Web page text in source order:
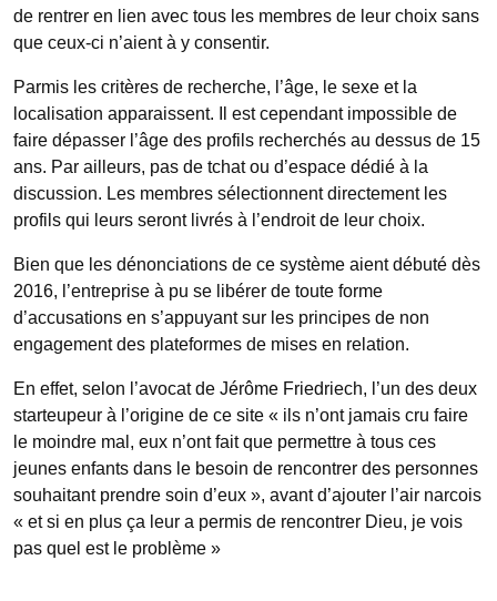
de rentrer en lien avec tous les membres de leur choix sans
que ceux-ci n’aient à y consentir.
Parmis les critères de recherche, l’âge, le sexe et la
localisation apparaissent. Il est cependant impossible de
faire dépasser l’âge des profils recherchés au dessus de 15
ans. Par ailleurs, pas de tchat ou d’espace dédié à la
discussion. Les membres sélectionnent directement les
profils qui leurs seront livrés à l’endroit de leur choix.
Bien que les dénonciations de ce système aient débuté dès
2016, l’entreprise à pu se libérer de toute forme
d’accusations en s’appuyant sur les principes de non
engagement des plateformes de mises en relation.
En effet, selon l’avocat de Jérôme Friedriech, l’un des deux
starteupeur à l’origine de ce site « ils n’ont jamais cru faire
le moindre mal, eux n’ont fait que permettre à tous ces
jeunes enfants dans le besoin de rencontrer des personnes
souhaitant prendre soin d’eux », avant d’ajouter l’air narcois
« et si en plus ça leur a permis de rencontrer Dieu, je vois
pas quel est le problème »